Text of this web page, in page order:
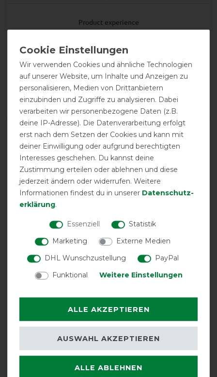
product experience
calculated from 5 customer reviews
Positive
100%
Neutral
0%
Negative
0%
LATEST REVIEWS
21.12.2024
Passt bestens auf unsere IsiStute Größe 135 Schöne
weiche Abschwitzdecke mit Hals
10.11.2024
Größenangabe Passend ,gute Qualität ,schönes Produckt
21.01.2024
Entspricht den Erwartungen
Fällt recht groß aus.
27.11.2023
QHP FLEECE PFERDEDECKE mit festem Halsteil paßt
Hält gut Regen ab und wärmt hervorragend. Tolles
Wir verwenden Cookies und ähnliche Technologien
auf unserer Website, um Inhalte und Anzeigen zu
personalisieren, Medien von Drittanbietern
einzubinden und Zugriffe zu analysieren. Dabei
verarbeiten wir personenbezogene Daten (z.B.
deine IP-Adresse). Die Datenverarbeitung erfolgt
erst nach dem Setzen der Cookies und kann mit
deiner Einwilligung oder aufgrund berechtigten
Interesses geschehen. Du kannst deine
Zustimmung erteilen oder ablehnen und diese
jederzeit ändern oder widerrufen. Weitere
Informationen findest du in unserer Daten­schutz­
erklärung.
Essenziell
Statistik
Marketing
Externe Medien
DHL Wunschzustellung
PayPal
Funktional
Weitere Einstellungen
ALLE AKZEPTIEREN
ALLE ABLEHNEN
AUSWAHL AKZEPTIEREN